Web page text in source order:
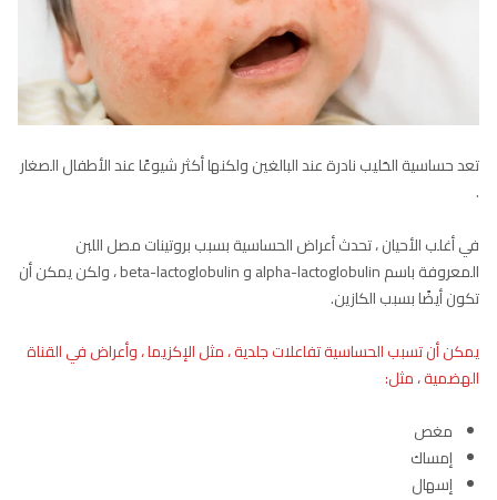
تعد حساسية الحَليب نادرة عند البالغين ولكنها أكثر شيوعًا عند الأطفال الصغار
.
في أغلب الأحيان ، تحدث أعراض الحساسية بسبب بروتينات مصل اللبن
المعروفة باسم alpha-lactoglobulin و beta-lactoglobulin ، ولكن يمكن أن
تكون أيضًا بسبب الكازين.
يمكن أن تسبب الحساسية تفاعلات جلدية ، مثل الإكزيما ، وأعراض في القناة
الهضمية ، مثل:
مغص
إمساك
إسهال